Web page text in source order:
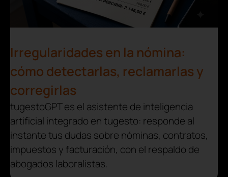
Irregularidades en la nómina:
cómo detectarlas, reclamarlas y
corregirlas
tugestoGPT es el asistente de inteligencia
artificial integrado en tugesto: responde al
instante tus dudas sobre nóminas, contratos,
impuestos y facturación, con el respaldo de
abogados laboralistas.